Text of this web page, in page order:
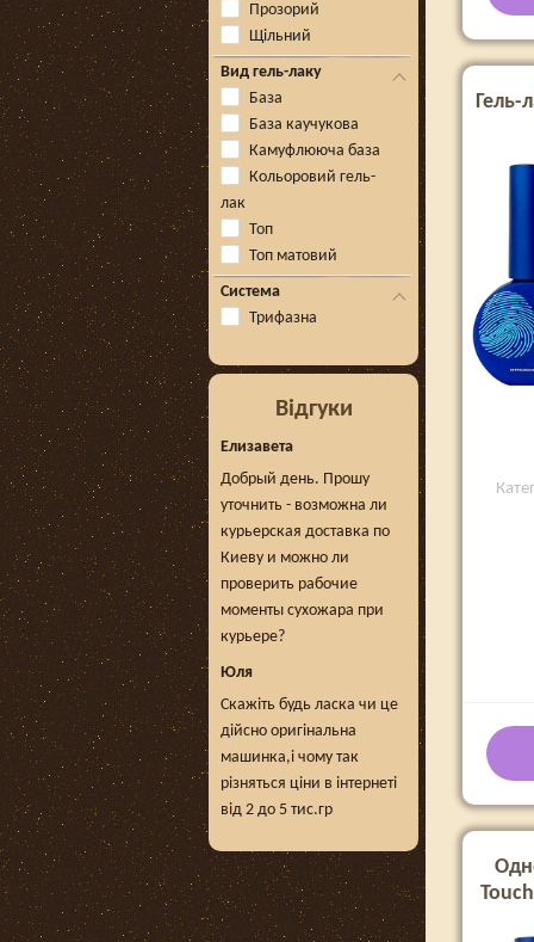
Прозорий
Щільний
Вид гель-лаку
База
База каучукова
Камуфлююча база
Кольоровий гель-
лак
Топ
Топ матовий
Система
Трифазна
Відгуки
Елизавета
Добрый день. Прошу
уточнить - возможна ли
курьерская доставка по
Киеву и можно ли
проверить рабочие
моменты сухожара при
курьере?
Юля
Скажіть будь ласка чи це
дійсно оригінальна
машинка,і чому так
різняться ціни в інтернеті
від 2 до 5 тис.гр
Гель-